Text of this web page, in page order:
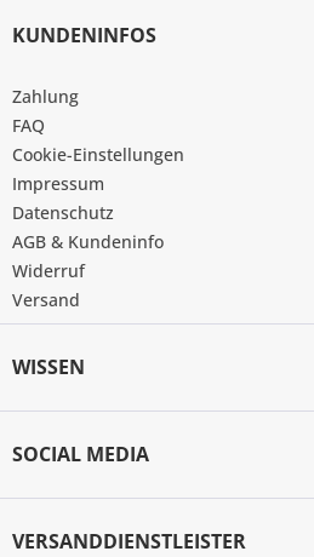
KUNDENINFOS
Zahlung
FAQ
Cookie-Einstellungen
Impressum
Datenschutz
AGB & Kundeninfo
Widerruf
Versand
WISSEN
SOCIAL MEDIA
VERSANDDIENSTLEISTER